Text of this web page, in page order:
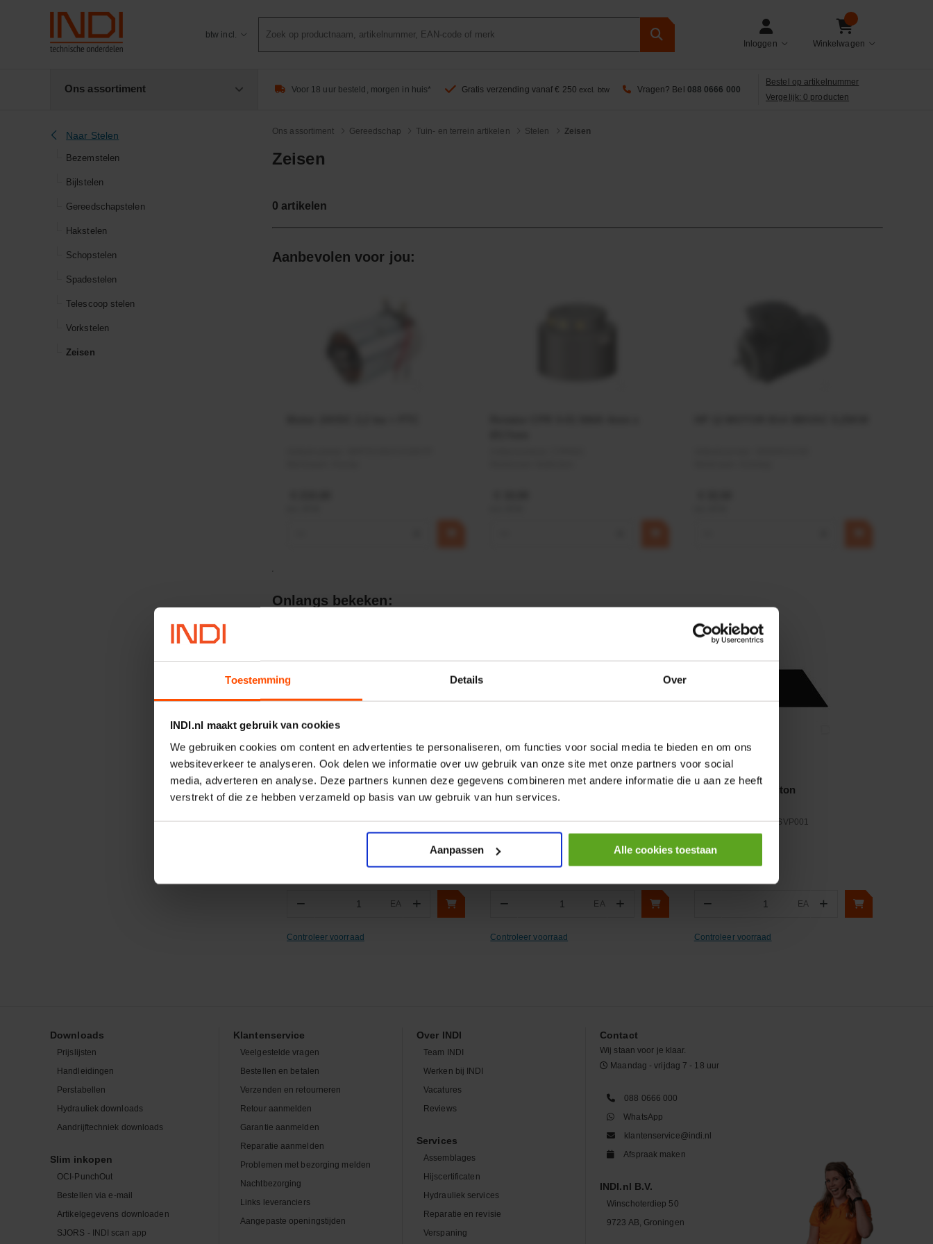
Toestemming Details Over
INDI.nl maakt gebruik van cookies
We gebruiken cookies om content en advertenties te personaliseren, om functies voor social media te bieden en om ons
websiteverkeer te analyseren. Ook delen we informatie over uw gebruik van onze site met onze partners voor social
media, adverteren en analyse. Deze partners kunnen deze gegevens combineren met andere informatie die u aan ze heeft
verstrekt of die ze hebben verzameld op basis van uw gebruik van hun services.
Aanpassen Alle cookies toestaan
btw incl.
zoeken
Inloggen Winkelwagen
Ons assortiment Voor 18 uur besteld, morgen in huis* Gratis verzending vanaf € 250 excl. btw Vragen? Bel 088 0666 000
Bestel op artikelnummer
Vergelijk: 0 producten
Naar Stelen
Bezemstelen
Bijlstelen
Gereedschapstelen
Hakstelen
Schopstelen
Spadestelen
Telescoop stelen
Vorkstelen
Zeisen
Ons assortiment Gereedschap Tuin- en terrein artikelen Stelen Zeisen
Zeisen
0 artikelen
Aanbevolen voor jou:
Onlangs bekeken:
Vergelijken
Snelkoppeling 1/2" 12.5mm
M20x1.5 12S
Artikelnummer:CVV0832015F
− EA +
Controleer voorraad
Vergelijken
Artikelnummer:TA001103
Merknaam:Knipex
− EA +
Controleer voorraad
Vergelijken
V-ring Ø 12mm Viton
Artikelnummer:VR12SVP001
Merknaam:Kramp
− EA +
Controleer voorraad
Downloads
Prijslijsten
Handleidingen
Perstabellen
Hydrauliek downloads
Aandrijftechniek downloads
Slim inkopen
OCI-PunchOut
Bestellen via e-mail
Artikelgegevens downloaden
SJORS - INDI scan app
Klantenservice
Veelgestelde vragen
Bestellen en betalen
Verzenden en retourneren
Retour aanmelden
Garantie aanmelden
Reparatie aanmelden
Problemen met bezorging melden
Nachtbezorging
Links leveranciers
Aangepaste openingstijden
Over INDI
Team INDI
Werken bij INDI
Vacatures
Reviews
Services
Assemblages
Hijscertificaten
Hydrauliek services
Reparatie en revisie
Verspaning
Contact
Wij staan voor je klaar.
Maandag - vrijdag 7 - 18 uur
088 0666 000
WhatsApp
klantenservice@indi.nl
Afspraak maken
INDI.nl B.V.
Winschoterdiep 50
9723 AB, Groningen